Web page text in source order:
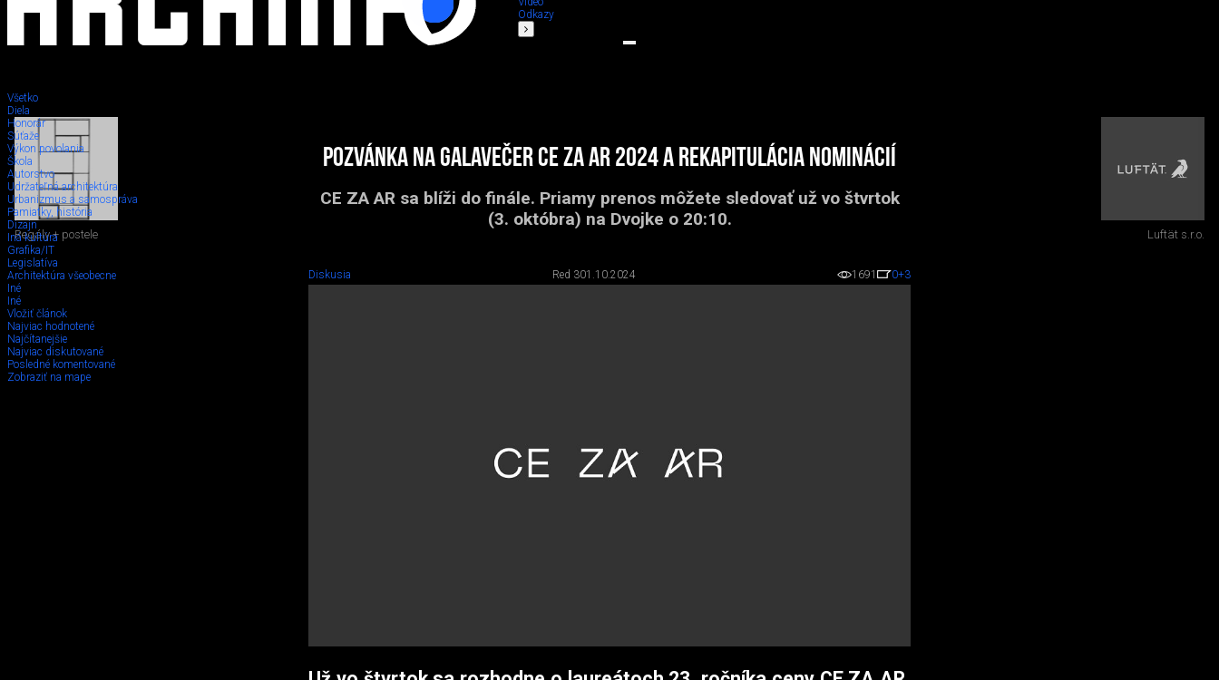
Odkazy
Všetko
Diela
Honorár
Súťaže
Výkon povolania
Škola
Autorstvo
Udržateľná architektúra
Urbanizmus a samospráva
Pamiatky, história
Dizajn
Iná kultúra
Grafika/IT
Legislatíva
Architektúra všeobecne
Iné
Iné
Vložiť článok
Najviac hodnotené
Najčítanejšie
Najviac diskutované
Posledné komentované
Zobraziť na mape
Pozvánka na galavečer CE ZA AR 2024 a rekapitulácia nominácií
CE ZA AR sa blíži do finále. Priamy prenos môžete sledovať už vo štvrtok
(3. októbra) na Dvojke o 20:10.
Diskusia Red 301.10.2024 1691 0+3
Regály + postele Luftät s.r.o.